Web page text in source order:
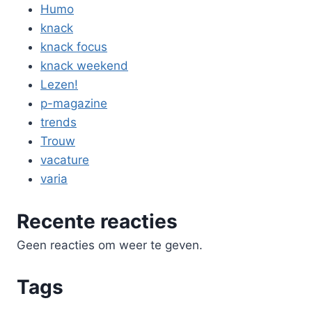
Humo
knack
knack focus
knack weekend
Lezen!
p-magazine
trends
Trouw
vacature
varia
Recente reacties
Geen reacties om weer te geven.
Tags